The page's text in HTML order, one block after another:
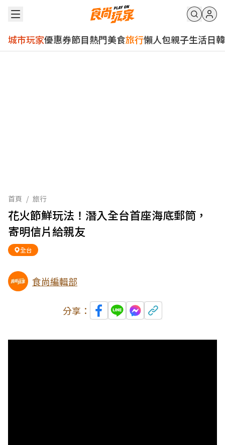
城市玩家優惠券節目熱門美食旅行懶人包親子生活日韓
首頁 / 旅行
花火節鮮玩法！潛入全台首座海底郵筒，
寄明信片給親友
全台
食尚編輯部
分享：